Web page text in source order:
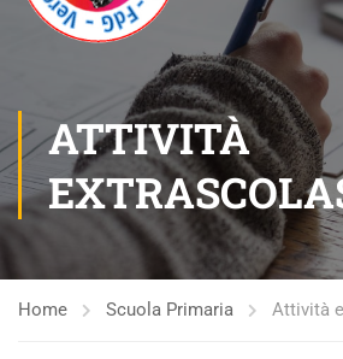
ATTIVITÀ
Home Scuola Primaria Attività